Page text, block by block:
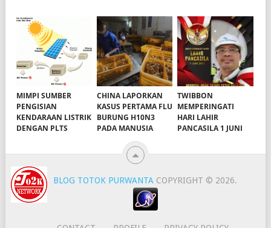
MIMPI SUMBER
PENGISIAN
KENDARAAN LISTRIK
DENGAN PLTS
CHINA LAPORKAN
KASUS PERTAMA FLU
BURUNG H10N3
PADA MANUSIA
TWIBBON
MEMPERINGATI
HARI LAHIR
PANCASILA 1 JUNI
BLOG TOTOK PURWANTA COPYRIGHT © 2026.